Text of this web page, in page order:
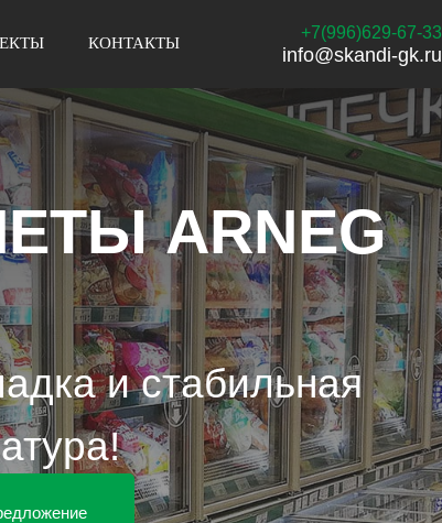
КОНТАКТЫ
+7(996)629-67-33
info@skandi-gk.ru
ARNEG
и стабильная